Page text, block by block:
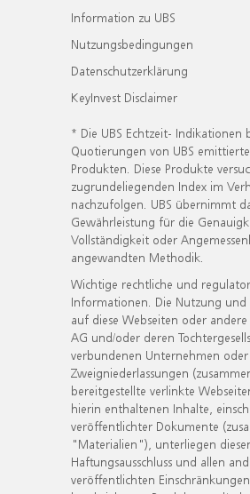
Information zu UBS
Nutzungsbedingungen
Datenschutzerklärung
KeyInvest Disclaimer
* Die UBS Echtzeit- Indikationen
Quotierungen von UBS
Produkten. Diese Produkte
zugrundeliegenden Index im
nachzufolgen. UBS übernimmt
Gewährleistung für die
Vollständigkeit oder
angewandten Methodik.
Wichtige rechtliche und
Informationen. Die Nutzung
auf diese Webseiten oder andere
AG und/oder deren
verbundenen Unternehmen oder
Zweigniederlassungen
bereitgestellte verlinkte
hierin enthaltenen Inhalte,
veröffentlichter Dokumente
"Materialien"), unterliegen
Haftungsausschluss und allen
veröffentlichten